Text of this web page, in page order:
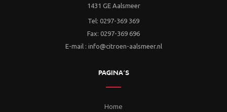
1431 GE Aalsmeer
Tel: 0297-369 369
Fax: 0297-369 696
E-mail : info@citroen-aalsmeer.nl
PAGINA’S
Home